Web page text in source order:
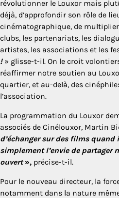
révolutionner le Louxor mais
déjà, d’approfondir son rôle de
cinématographique, de
clubs, les partenariats, les
artistes, les associations et les
! » glisse-t-il. On le croit
réaffirmer notre soutien au
quartier, et au-delà, des
l’association.
La programmation du Louxor
associés de Cinélouxor, Martin
d’échanger sur des films
simplement l’envie de partager
ouvert», précise-t-il.
Pour le nouveau directeur, la
notamment dans la nature